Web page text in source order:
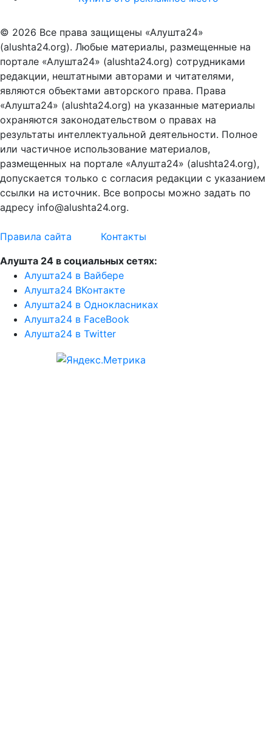
© 2026 Все права защищены «Алушта24»
(alushta24.org). Любые материалы, размещенные на
портале «Алушта24» (alushta24.org) сотрудниками
редакции, нештатными авторами и читателями,
являются объектами авторского права. Права
«Алушта24» (alushta24.org) на указанные материалы
охраняются законодательством о правах на
результаты интеллектуальной деятельности. Полное
или частичное использование материалов,
размещенных на портале «Алушта24» (alushta24.org),
допускается только с согласия редакции с указанием
ссылки на источник. Все вопросы можно задать по
адресу info@alushta24.org.
Правила сайта
Контакты
Алушта 24 в социальных сетях:
Алушта24 в Вайбере
Алушта24 ВКонтакте
Алушта24 в Однокласниках
Алушта24 в FaceBook
Алушта24 в Twitter